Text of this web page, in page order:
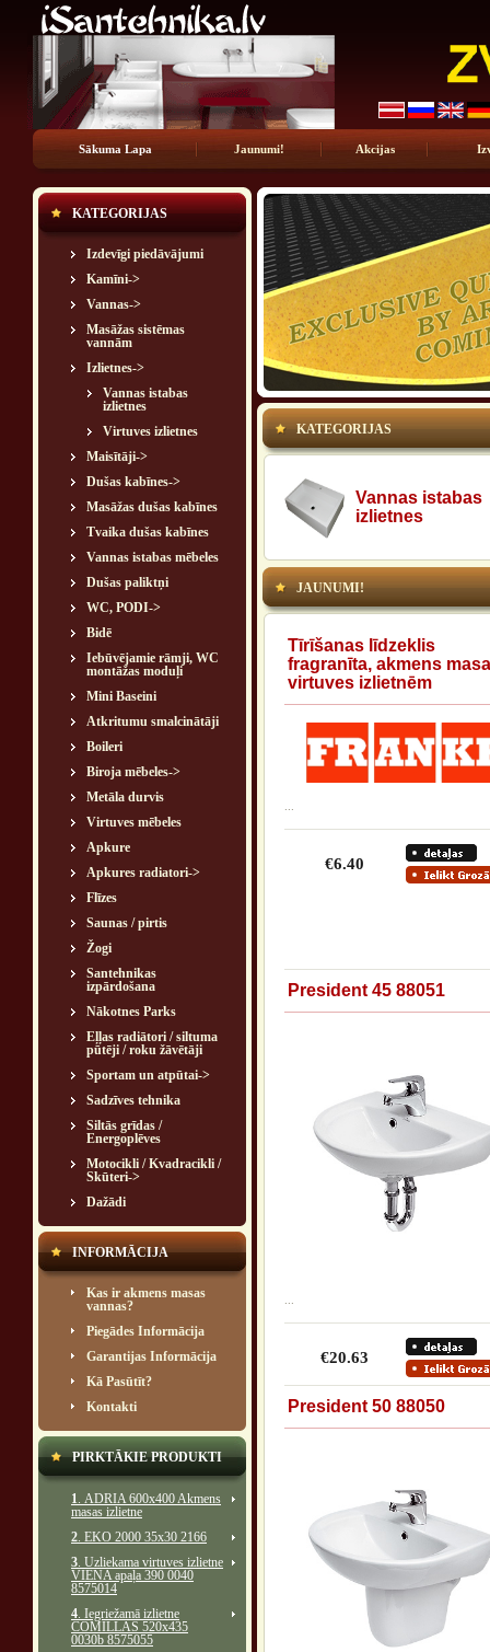
Sākuma Lapa Jaunumi! Akcijas
KATEGORIJAS
Izdevīgi piedāvājumi
Kamīni->
Vannas->
Masāžas sistēmas
vannām
Izlietnes->
Vannas istabas
izlietnes
Virtuves izlietnes
Maisītāji->
Dušas kabīnes->
Masāžas dušas kabīnes
Tvaika dušas kabīnes
Vannas istabas mēbeles
Dušas paliktņi
WC, PODI->
Bidē
Iebūvējamie rāmji, WC
montāžas moduļi
Mini Baseini
Atkritumu smalcinātāji
Boileri
Biroja mēbeles->
Metāla durvis
Virtuves mēbeles
Apkure
Apkures radiatori->
Flīzes
Saunas / pirtis
Žogi
Santehnikas
izpārdošana
Nākotnes Parks
Eļļas radiātori / siltuma
pūtēji / roku žāvētāji
Sportam un atpūtai->
Sadzīves tehnika
Siltās grīdas /
Energoplēves
Motocikli / Kvadracikli /
Skūteri->
Dažādi
INFORMĀCIJA
Kas ir akmens masas
vannas?
Piegādes Informācija
Garantijas Informācija
Kā Pasūtīt?
Kontakti
PIRKTĀKIE PRODUKTI
1. ADRIA 600x400 Akmens
masas izlietne
2. EKO 2000 35x30 2166
3. Uzliekama virtuves izlietne
VIENA apaļa 390 0040
8575014
4. Iegriežamā izlietne
COMILLAS 520x435
0030b 8575055
KATEGORIJAS
Vannas istabas
izlietnes
JAUNUMI!
Tīrīšanas līdzeklis
fragranīta, akmens
virtuves izlietnēm
€6.40
President 45 88051
€20.63
President 50 88050